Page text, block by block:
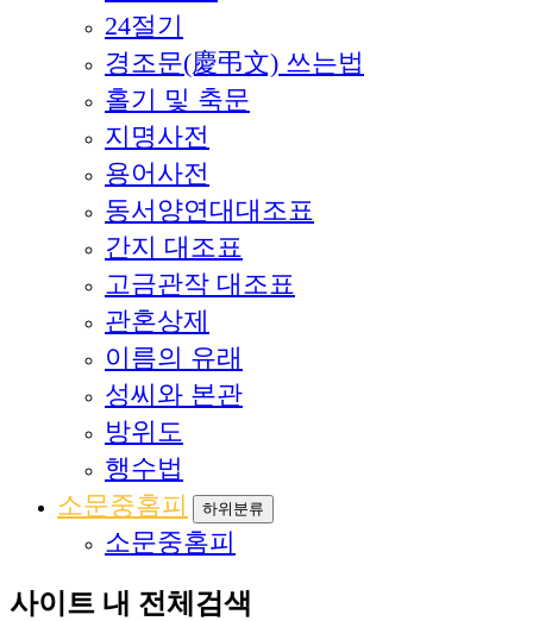
24절기
경조문(慶弔文) 쓰는법
홀기 및 축문
지명사전
용어사전
동서양연대대조표
간지 대조표
고금관작 대조표
관혼상제
이름의 유래
성씨와 본관
방위도
행수법
소문중홈피
하위분류
소문중홈피
사이트 내 전체검색